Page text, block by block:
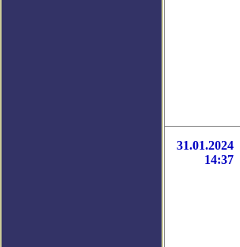
31.01.2024
14:37